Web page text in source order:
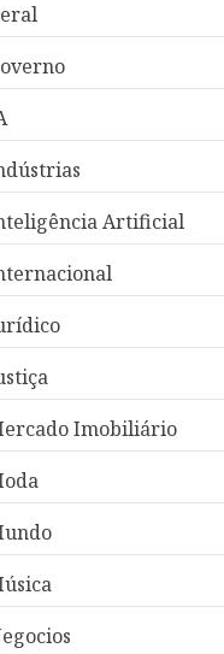
Artificial
Imobiliário